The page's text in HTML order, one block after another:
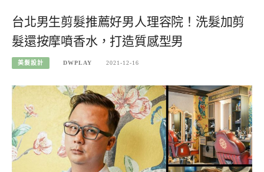
台北男生剪髮推薦好男人理容院！洗髮加剪
髮還按摩噴香水，打造質感型男
美髮設計 DWPLAY 2021-12-16